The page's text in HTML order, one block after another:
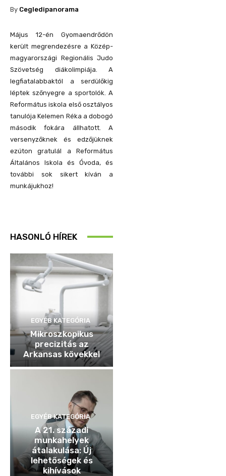
By Cegledipanorama
Május 12-én Gyomaendrődön
került megrendezésre a Közép-
magyarországi Regionális Judo
Szövetség diákolimpiája. A
legfiatalabbaktól a serdülőkig
léptek szőnyegre a sportolók. A
Református iskola első osztályos
tanulója Kelemen Réka a dobogó
második fokára állhatott. A
versenyzőknek és edzőjüknek
ezúton gratulál a Református
Általános Iskola és Óvoda, és
további sok sikert kíván a
munkájukhoz!
HASONLÓ HÍREK
EGYÉB KATEGÓRIA
Mikroszkopikus
precizitás az
Arkansas kövekkel
EGYÉB KATEGÓRIA
A 21. századi
munkahelyek
átalakulása: Új
lehetőségek és
kihívások